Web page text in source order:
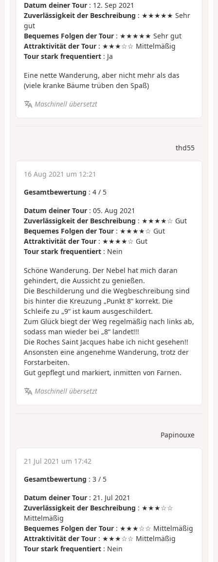
Datum deiner Tour : 12. Sep 2021
Zuverlässigkeit der Beschreibung : ★★★★★ Sehr
gut
Bequemes Folgen der Tour : ★★★★★ Sehr gut
Attraktivität der Tour : ★★★☆☆ Mittelmäßig
Tour stark frequentiert : Ja
Eine nette Wanderung, aber nicht mehr als das
(viele kranke Bäume trüben den Spaß)
Maschinell übersetzt
thd55
16 Aug 2021 um 12:21
Gesamtbewertung : 4 / 5
Datum deiner Tour : 05. Aug 2021
Zuverlässigkeit der Beschreibung : ★★★★☆ Gut
Bequemes Folgen der Tour : ★★★★☆ Gut
Attraktivität der Tour : ★★★★☆ Gut
Tour stark frequentiert : Nein
Schöne Wanderung. Der Nebel hat mich daran
gehindert, die Aussicht zu genießen.
Die Beschilderung und die Wegbeschreibung sind
bis hinter die Kreuzung „Punkt 8“ korrekt. Die
Schleife zu „9“ ist kaum ausgeschildert.
Zum Glück biegt der Weg regelmäßig nach links ab,
sodass man wieder bei „8“ landet!!!
Die Roches Saint Jacques habe ich nicht gesehen!!
Ansonsten eine angenehme Wanderung, trotz der
Forstarbeiten.
Gut gepflegt und markiert, inmitten von Farnen.
Maschinell übersetzt
Papinouxe
21 Jul 2021 um 17:42
Gesamtbewertung : 3 / 5
Datum deiner Tour : 21. Jul 2021
Zuverlässigkeit der Beschreibung : ★★★☆☆
Mittelmäßig
Bequemes Folgen der Tour : ★★★☆☆ Mittelmäßig
Attraktivität der Tour : ★★★☆☆ Mittelmäßig
Tour stark frequentiert : Nein